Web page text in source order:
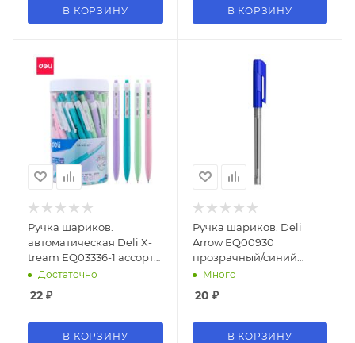
В КОРЗИНУ В КОРЗИНУ
Ручка шариков.
автоматическая Deli X-
tream EQ03336-1 ассорти
d=0.7мм син. черн.
линия 0.4мм кругл.
Достаточно
22 ₽
В КОРЗИНУ
Ручка шариков. Deli
Arrow EQ00930
прозрачный/синий
d=0.7мм син. черн.
Много
20 ₽
В КОРЗИНУ